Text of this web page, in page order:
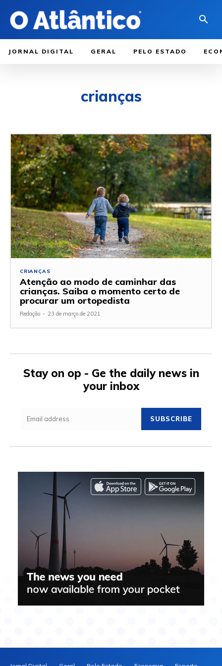
JORNAL DIGITAL GERAL PELO ESTADO
crianças
CRIANÇAS
Atenção ao modo de caminhar das
crianças. Saiba o momento certo de
procurar um ortopedista
Redação - 23 de março de 2021
Stay on op - Ge the daily news in
your inbox
SUBSCRIBE